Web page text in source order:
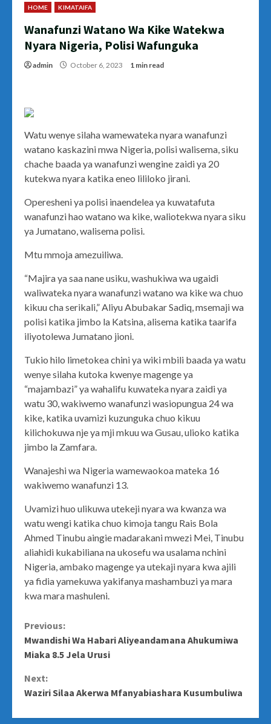
HOME KIMATAIFA
Wanafunzi Watano Wa Kike Watekwa
Nyara Nigeria, Polisi Wafunguka
admin October 6, 2023 1 min read
Watu wenye silaha wamewateka nyara wanafunzi
watano kaskazini mwa Nigeria, polisi walisema, siku
chache baada ya wanafunzi wengine zaidi ya 20
kutekwa nyara katika eneo lililoko jirani.
Operesheni ya polisi inaendelea ya kuwatafuta
wanafunzi hao watano wa kike, waliotekwa nyara siku
ya Jumatano, walisema polisi.
Mtu mmoja amezuiliwa.
“Majira ya saa nane usiku, washukiwa wa ugaidi
waliwateka nyara wanafunzi watano wa kike wa chuo
kikuu cha serikali,” Aliyu Abubakar Sadiq, msemaji wa
polisi katika jimbo la Katsina, alisema katika taarifa
iliyotolewa Jumatano jioni.
Tukio hilo limetokea chini ya wiki mbili baada ya watu
wenye silaha kutoka kwenye magenge ya
“majambazi” ya wahalifu kuwateka nyara zaidi ya
watu 30, wakiwemo wanafunzi wasiopungua 24 wa
kike, katika uvamizi kuzunguka chuo kikuu
kilichokuwa nje ya mji mkuu wa Gusau, ulioko katika
jimbo la Zamfara.
Wanajeshi wa Nigeria wamewaokoa mateka 16
wakiwemo wanafunzi 13.
Uvamizi huo ulikuwa utekeji nyara wa kwanza wa
watu wengi katika chuo kimoja tangu Rais Bola
Ahmed Tinubu aingie madarakani mwezi Mei, Tinubu
aliahidi kukabiliana na ukosefu wa usalama nchini
Nigeria, ambako magenge ya utekaji nyara kwa ajili
ya fidia yamekuwa yakifanya mashambuzi ya mara
kwa mara mashuleni.
Continue
Reading
Previous:
Mwandishi Wa Habari Aliyeandamana Ahukumiwa
Miaka 8.5 Jela Urusi
Next:
Waziri Silaa Akerwa Mfanyabiashara Kusumbuliwa